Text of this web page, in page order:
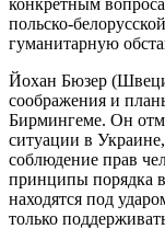
польско-
гуманитарную
Йохан Бюзер
соображения и
Бирмингеме. Он
ситуации в
соблюдение прав
принципы порядка в
находятся под
только